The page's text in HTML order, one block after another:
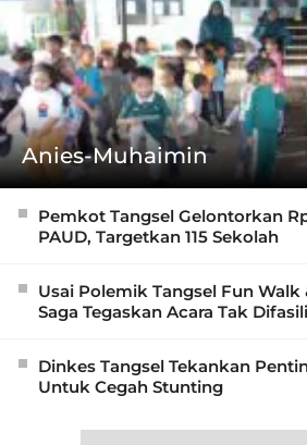
Anies-Muhaimin
Pemkot Tangsel Gelontorkan
PAUD, Targetkan 115 Sekolah
Usai Polemik Tangsel Fun Walk
Saga Tegaskan Acara Tak
Dinkes Tangsel Tekankan
Untuk Cegah Stunting